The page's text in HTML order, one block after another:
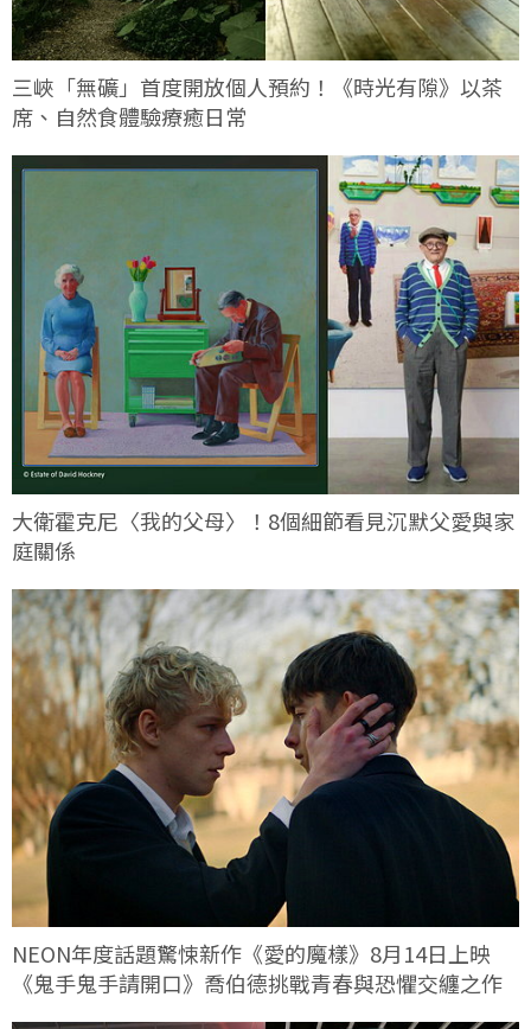
三峽「無礦」首度開放個人預約！《時光有隙》以茶
席、自然食體驗療癒日常
大衛霍克尼〈我的父母〉！8個細節看見沉默父愛與家
庭關係
NEON年度話題驚悚新作《愛的魔樣》8月14日上映
《鬼手鬼手請開口》喬伯德挑戰青春與恐懼交纏之作